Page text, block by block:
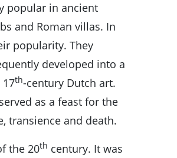
popular in ancient
and Roman villas. In
popularity. They
developed into a
th-century Dutch art.
as a feast for the
transience and death.
the 20th century. It was